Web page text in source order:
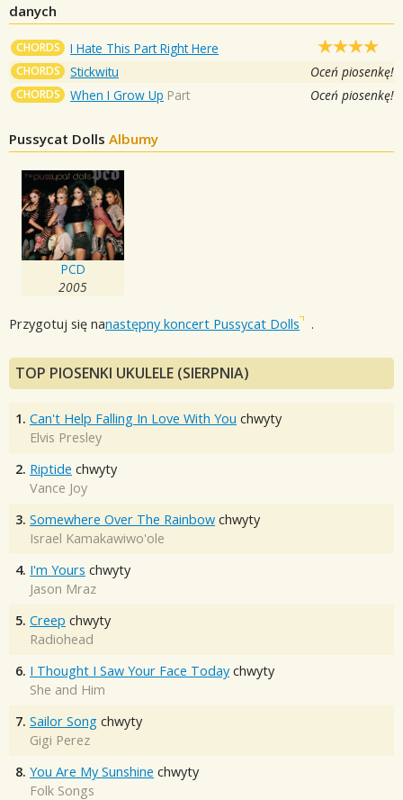
danych
CHORDS I Hate This Part Right Here
CHORDS Stickwitu Oceń piosenkę!
CHORDS When I Grow Up Part Oceń piosenkę!
Pussycat Dolls Albumy
PCD
2005
Przygotuj się nanastępny koncert Pussycat Dolls .
TOP PIOSENKI UKULELE (SIERPNIA)
1. Can't Help Falling In Love With You chwyty
Elvis Presley
2. Riptide chwyty
Vance Joy
3. Somewhere Over The Rainbow chwyty
Israel Kamakawiwo'ole
4. I'm Yours chwyty
Jason Mraz
5. Creep chwyty
Radiohead
6. I Thought I Saw Your Face Today chwyty
She and Him
7. Sailor Song chwyty
Gigi Perez
8. You Are My Sunshine chwyty
Folk Songs